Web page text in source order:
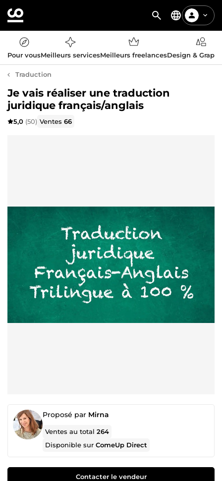
Pour vousMeilleurs servicesMeilleurs freelancesDesign &
Traduction
Je vais réaliser une traduction
juridique français/anglais
5,0 (50) Ventes66
Proposé par Mirna
Ventes au total264
Disponible surComeUp Direct
Contacter le vendeur